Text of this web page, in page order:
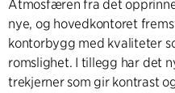
Atmosfæren fra det
nye, og hovedkontoret
kontorbygg med kvaliteter
romslighet. I tillegg har det
trekjerner som gir kontrast